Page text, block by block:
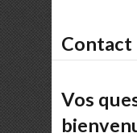
Contact
Vos